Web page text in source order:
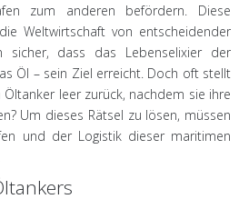
zum anderen befördern. Diese
Weltwirtschaft von entscheidender
sicher, dass das Lebenselixier der
Öl – sein Ziel erreicht. Doch oft stellt
Öltanker leer zurück, nachdem sie ihre
Um dieses Rätsel zu lösen, müssen
und der Logistik dieser maritimen